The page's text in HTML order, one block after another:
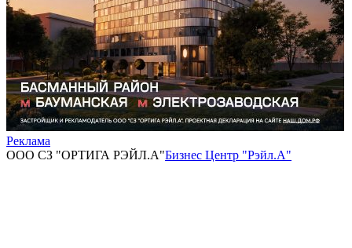
Реклама
ООО СЗ "ОРТИГА РЭЙЛ.А"Бизнес Центр "Рэйл.А"